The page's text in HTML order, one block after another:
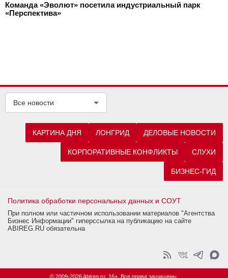
Команда «Эволют» посетила индустриальный парк
«Перспектива»
Все новости
КАРТИНА ДНЯ ЛОНГРИД ДЕЛОВЫЕ НОВОСТИ
КОРПОРАТИВНЫЕ КОНФЛИКТЫ СЛУХИ
БИЗНЕС-ГИД
Политика обработки персональных данных и СОУТ
При полном или частичном использовании материалов "Агентства
Бизнес Информации" гиперссылка на публикацию на сайте
ABIREG.RU обязательна
© 2009-2026 Abireg.ru, 16+. Все права защищены.